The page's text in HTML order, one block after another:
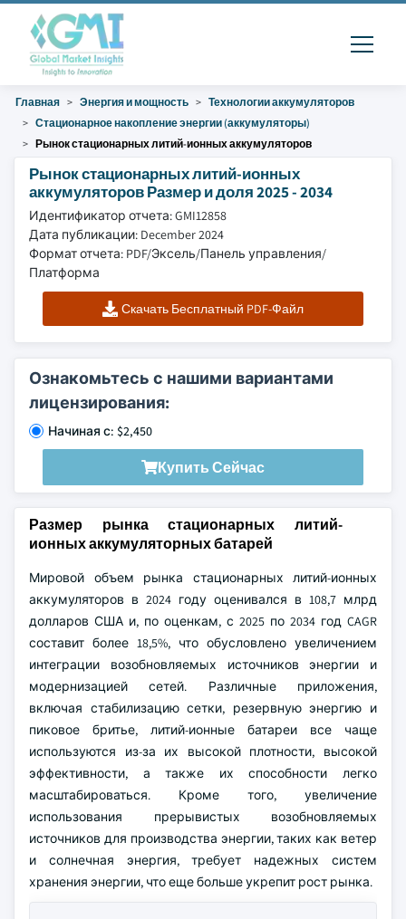
Главная Энергия и мощность
Технологии аккумуляторов
Стационарное накопление энергии (аккумуляторы)
Рынок стационарных литий-ионных аккумуляторов
Рынок стационарных литий-ионных
аккумуляторов Размер и доля 2025 - 2034
Идентификатор отчета: GMI12858
Дата публикации: December 2024
Формат отчета: PDF/Эксель/Панель управления/
Платформа
Скачать Бесплатный PDF-Файл
Ознакомьтесь с нашими вариантами
лицензирования:
Начиная с: $2,450
Купить Сейчас
Размер рынка стационарных литий-
ионных аккумуляторных батарей
Мировой объем рынка стационарных литий-ионных
аккумуляторов в 2024 году оценивался в 108,7 млрд
долларов США и, по оценкам, с 2025 по 2034 год CAGR
составит более 18,5%, что обусловлено увеличением
интеграции возобновляемых источников энергии и
модернизацией сетей. Различные приложения,
включая стабилизацию сетки, резервную энергию и
пиковое бритье, литий-ионные батареи все чаще
используются из-за их высокой плотности, высокой
эффективности, а также их способности легко
масштабироваться. Кроме того, увеличение
использования прерывистых возобновляемых
источников для производства энергии, таких как ветер
и солнечная энергия, требует надежных систем
хранения энергии, что еще больше укрепит рост рынка.